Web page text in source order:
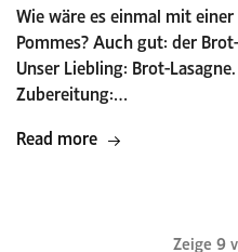
Wie wäre es einmal mit
Pommes? Auch gut: der
Unser Liebling: Brot-
Zubereitung:…
Read more
Zeige 9